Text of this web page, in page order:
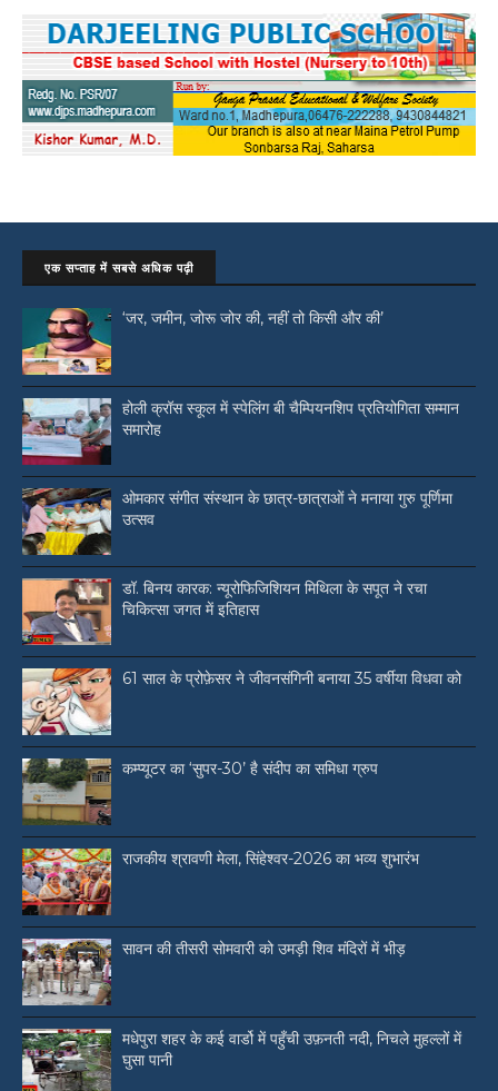
एक सप्ताह में सबसे अधिक पढ़ी
‘जर, जमीन, जोरू जोर की, नहीं तो किसी और की’
होली क्रॉस स्कूल में स्पेलिंग बी चैम्पियनशिप प्रतियोगिता सम्मान
समारोह
ओमकार संगीत संस्थान के छात्र-छात्राओं ने मनाया गुरु पूर्णिमा
उत्सव
डॉ. बिनय कारक: न्यूरोफिजिशियन मिथिला के सपूत ने रचा
चिकित्सा जगत में इतिहास
61 साल के प्रोफ़ेसर ने जीवनसंगिनी बनाया 35 वर्षीया विधवा को
कम्प्यूटर का ‘सुपर-30’ है संदीप का समिधा ग्रुप
राजकीय श्रावणी मेला, सिंहेश्वर-2026 का भव्य शुभारंभ
सावन की तीसरी सोमवारी को उमड़ी शिव मंदिरों में भीड़
मधेपुरा शहर के कई वार्डो में पहुँची उफ़नती नदी, निचले मुहल्लों में
घुसा पानी